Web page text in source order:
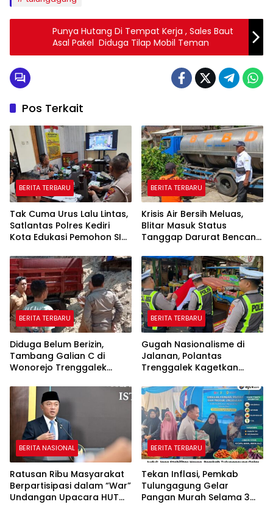
Punya Hutang Di Tempat Kerja , Sales Baut
Asal Pakel Diduga Tilap Mobil Teman
Pos Terkait
BERITA TERBARU
Tak Cuma Urus Lalu Lintas,
Satlantas Polres Kediri
Kota Edukasi Pemohon SIM
Pelatihan AI
BERITA TERBARU
Krisis Air Bersih Meluas,
Blitar Masuk Status
Tanggap Darurat Bencana
BERITA TERBARU
Diduga Belum Berizin,
Tambang Galian C di
Wonorejo Trenggalek
BERITA TERBARU
Gugah Nasionalisme di
Jalanan, Polantas
Trenggalek Kagetkan
BERITA NASIONAL
Ratusan Ribu Masyarakat
Berpartisipasi dalam “War”
Undangan Upacara HUT
BERITA TERBARU
Tekan Inflasi, Pemkab
Tulungagung Gelar
Pangan Murah Selama 3